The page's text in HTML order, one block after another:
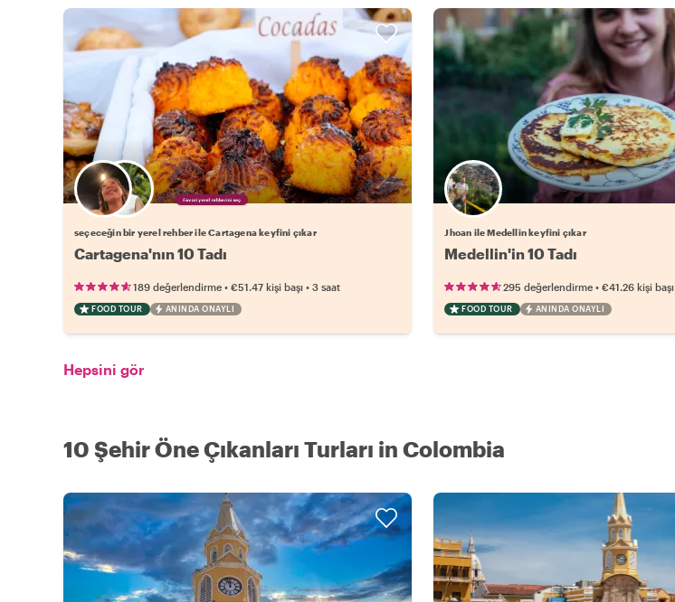
Favori yerel rehberini seç
seçeceğin bir yerel rehber ile Cartagena keyfini çıkar
Cartagena'nın 10 Tadı
189 değerlendirme • €51.47 kişi başı • 3 saat
FOOD TOUR ANINDA ONAYLI
Jhoan ile Medellin keyfini çıkar
Medellin'in 10 Tadı
295 değerlendirme •€41.26 kişi başı
FOOD TOUR ANINDA ONAYLI
Hepsini gör
10 Şehir Öne Çıkanları Turları in Colombia